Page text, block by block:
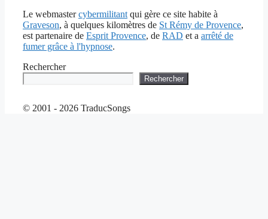
Le webmastercybermilitant qui gère ce site habite à
Graveson, à quelques kilomètres de St Rémy de Provence,
est partenaire de Esprit Provence, de RAD et a arrêté de
fumer grâce à l'hypnose.
Rechercher
Rechercher
© 2001 - 2026 TraducSongs